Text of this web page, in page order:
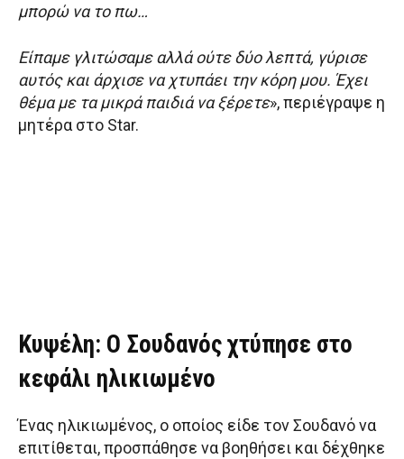
μπορώ να το πω…
Είπαμε γλιτώσαμε αλλά ούτε δύο λεπτά, γύρισε
αυτός και άρχισε να χτυπάει την κόρη μου. Έχει
θέμα με τα μικρά παιδιά να ξέρετε», περιέγραψε η
μητέρα στο Star.
Κυψέλη: Ο Σουδανός χτύπησε στο
κεφάλι ηλικιωμένο
Ένας ηλικιωμένος, ο οποίος είδε τον Σουδανό να
επιτίθεται, προσπάθησε να βοηθήσει και δέχθηκε